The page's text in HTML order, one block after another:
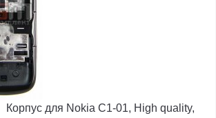
Корпус для Nokia C1-01, High quality,